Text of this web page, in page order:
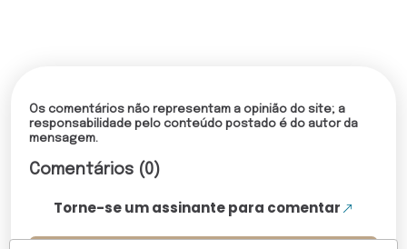
Os comentários não representam a opinião do site; a
responsabilidade pelo conteúdo postado é do autor da
mensagem.
Comentários (0)
Torne-se um assinante para comentar